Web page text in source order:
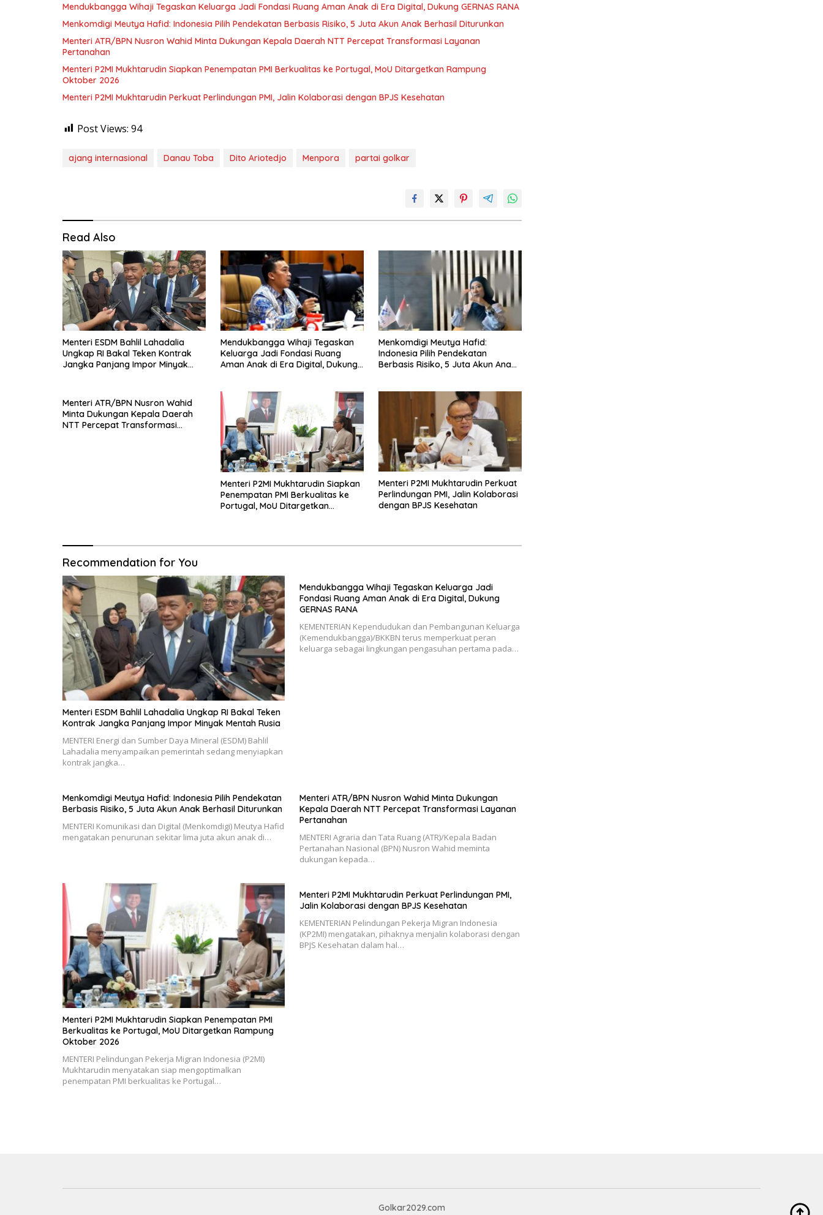
Mendukbangga Wihaji Tegaskan Keluarga Jadi Fondasi Ruang Aman Anak di Era Digital, Dukung GERNAS RANA
Menkomdigi Meutya Hafid: Indonesia Pilih Pendekatan Berbasis Risiko, 5 Juta Akun Anak Berhasil Diturunkan
Menteri ATR/BPN Nusron Wahid Minta Dukungan Kepala Daerah NTT Percepat Transformasi Layanan
Pertanahan
Menteri P2MI Mukhtarudin Siapkan Penempatan PMI Berkualitas ke Portugal, MoU Ditargetkan Rampung
Oktober 2026
Menteri P2MI Mukhtarudin Perkuat Perlindungan PMI, Jalin Kolaborasi dengan BPJS Kesehatan
Post Views: 94
ajang internasional Danau Toba Dito Ariotedjo Menpora partai golkar
Read Also
Menteri ESDM Bahlil Lahadalia
Ungkap RI Bakal Teken Kontrak
Jangka Panjang Impor Minyak
Mendukbangga Wihaji Tegaskan
Keluarga Jadi Fondasi Ruang
Aman Anak di Era Digital, Dukung
Menkomdigi Meutya Hafid:
Indonesia Pilih Pendekatan
Berbasis Risiko, 5 Juta Akun Anak
Menteri ATR/BPN Nusron Wahid
Minta Dukungan Kepala Daerah
NTT Percepat Transformasi
Menteri P2MI Mukhtarudin Siapkan
Penempatan PMI Berkualitas ke
Portugal, MoU Ditargetkan
Menteri P2MI Mukhtarudin Perkuat
Perlindungan PMI, Jalin Kolaborasi
dengan BPJS Kesehatan
Recommendation for You
Menteri ESDM Bahlil Lahadalia Ungkap RI Bakal Teken
Kontrak Jangka Panjang Impor Minyak Mentah Rusia
MENTERI Energi dan Sumber Daya Mineral (ESDM) Bahlil
Lahadalia menyampaikan pemerintah sedang menyiapkan
kontrak jangka…
Mendukbangga Wihaji Tegaskan Keluarga Jadi
Fondasi Ruang Aman Anak di Era Digital, Dukung
GERNAS RANA
KEMENTERIAN Kependudukan dan Pembangunan Keluarga
(Kemendukbangga)/BKKBN terus memperkuat peran
keluarga sebagai lingkungan pengasuhan pertama pada…
Menkomdigi Meutya Hafid: Indonesia Pilih Pendekatan
Berbasis Risiko, 5 Juta Akun Anak Berhasil Diturunkan
MENTERI Komunikasi dan Digital (Menkomdigi) Meutya Hafid
mengatakan penurunan sekitar lima juta akun anak di…
Menteri ATR/BPN Nusron Wahid Minta Dukungan
Kepala Daerah NTT Percepat Transformasi Layanan
Pertanahan
MENTERI Agraria dan Tata Ruang (ATR)/Kepala Badan
Pertanahan Nasional (BPN) Nusron Wahid meminta
dukungan kepada…
Menteri P2MI Mukhtarudin Siapkan Penempatan PMI
Berkualitas ke Portugal, MoU Ditargetkan Rampung
Oktober 2026
MENTERI Pelindungan Pekerja Migran Indonesia (P2MI)
Mukhtarudin menyatakan siap mengoptimalkan
penempatan PMI berkualitas ke Portugal…
Menteri P2MI Mukhtarudin Perkuat Perlindungan PMI,
Jalin Kolaborasi dengan BPJS Kesehatan
KEMENTERIAN Pelindungan Pekerja Migran Indonesia
(KP2MI) mengatakan, pihaknya menjalin kolaborasi dengan
BPJS Kesehatan dalam hal…
Golkar2029.com